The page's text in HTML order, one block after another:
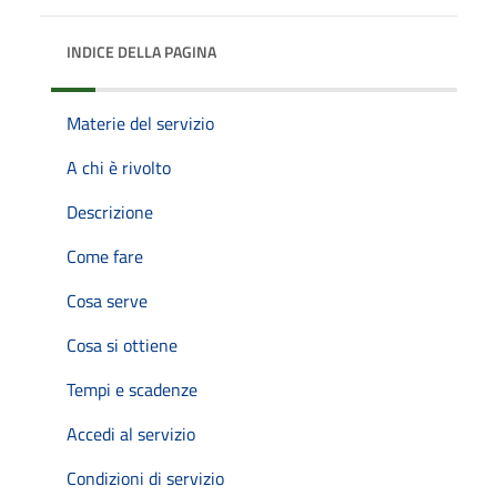
INDICE DELLA PAGINA
Materie del servizio
A chi è rivolto
Descrizione
Come fare
Cosa serve
Cosa si ottiene
Tempi e scadenze
Accedi al servizio
Condizioni di servizio